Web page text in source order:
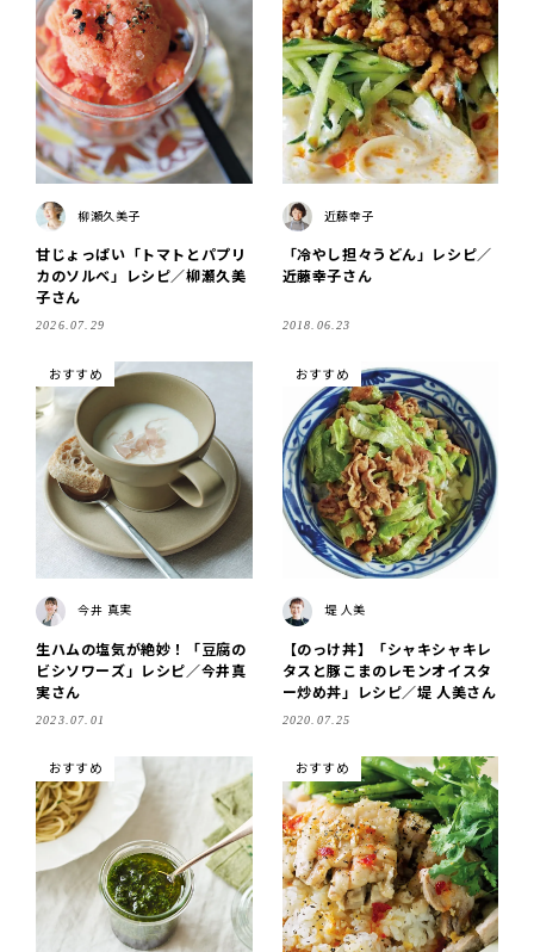
柳瀬久美子
甘じょっぱい「トマトとパプリ
カのソルベ」レシピ／柳瀬久美
子さん
2026.07.29
近藤幸子
「冷やし担々うどん」レシピ／
近藤幸子さん
2018.06.23
おすすめ
今井 真実
生ハムの塩気が絶妙！「豆腐の
ビシソワーズ」レシピ／今井真
実さん
2023.07.01
おすすめ
堤 人美
【のっけ丼】「シャキシャキレ
タスと豚こまのレモンオイスタ
ー炒め丼」レシピ／堤 人美さん
2020.07.25
おすすめ おすすめ